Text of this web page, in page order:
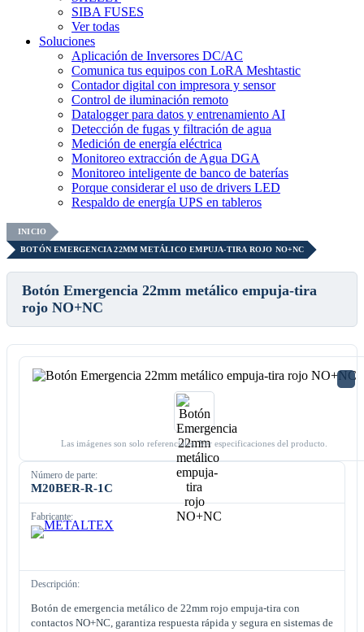
SIBA FUSES
Ver todas
Soluciones
Aplicación de Inversores DC/AC
Comunica tus equipos con LoRA Meshtastic
Contador digital con impresora y sensor
Control de iluminación remoto
Datalogger para datos y entrenamiento AI
Detección de fugas y filtración de agua
Medición de energía eléctrica
Monitoreo extracción de Agua DGA
Monitoreo inteligente de banco de baterías
Porque considerar el uso de drivers LED
Respaldo de energía UPS en tableros
INICIO
BOTÓN EMERGENCIA 22MM METÁLICO EMPUJA-TIRA ROJO NO+NC
Botón Emergencia 22mm metálico empuja-tira
rojo NO+NC
Las imágenes son solo referenciales. Ver especificaciones del producto.
Número de parte:
M20BER-R-1C
Fabricante:
Descripción:
Botón de emergencia metálico de 22mm rojo empuja-tira con
contactos NO+NC, garantiza respuesta rápida y segura en sistemas de